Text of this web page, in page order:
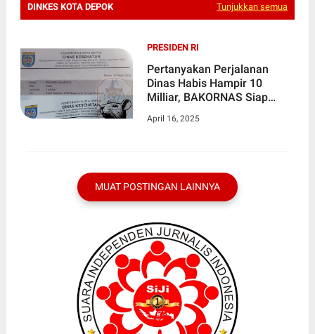
DINKES KOTA DEPOK
Tunjukkan semua
PRESIDEN RI
Pertanyakan Perjalanan
Dinas Habis Hampir 10
Milliar, BAKORNAS Siap
April 16, 2025
MUAT POSTINGAN LAINNYA